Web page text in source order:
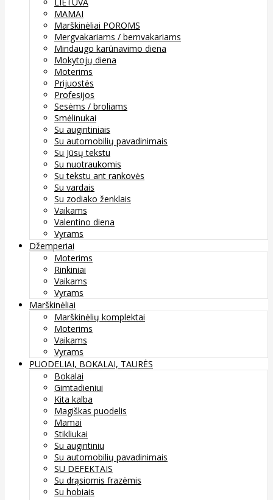
MAMAI
Marškinėliai POROMS
Mergvakariams / bernvakariams
Mindaugo karūnavimo diena
Mokytojų diena
Moterims
Prijuostės
Profesijos
Sesėms / broliams
Smėlinukai
Su augintiniais
Su automobilių pavadinimais
Su Jūsų tekstu
Su nuotraukomis
Su tekstu ant rankovės
Su vardais
Su zodiako ženklais
Vaikams
Valentino diena
Vyrams
Džemperiai
Moterims
Rinkiniai
Vaikams
Vyrams
Marškinėliai
Marškinėlių komplektai
Moterims
Vaikams
Vyrams
PUODELIAI, BOKALAI, TAURĖS
Bokalai
Gimtadieniui
Kita kalba
Magiškas puodelis
Mamai
Stikliukai
Su augintiniu
Su automobilių pavadinimais
SU DEFEKTAIS
Su drąsiomis frazėmis
Su hobiais